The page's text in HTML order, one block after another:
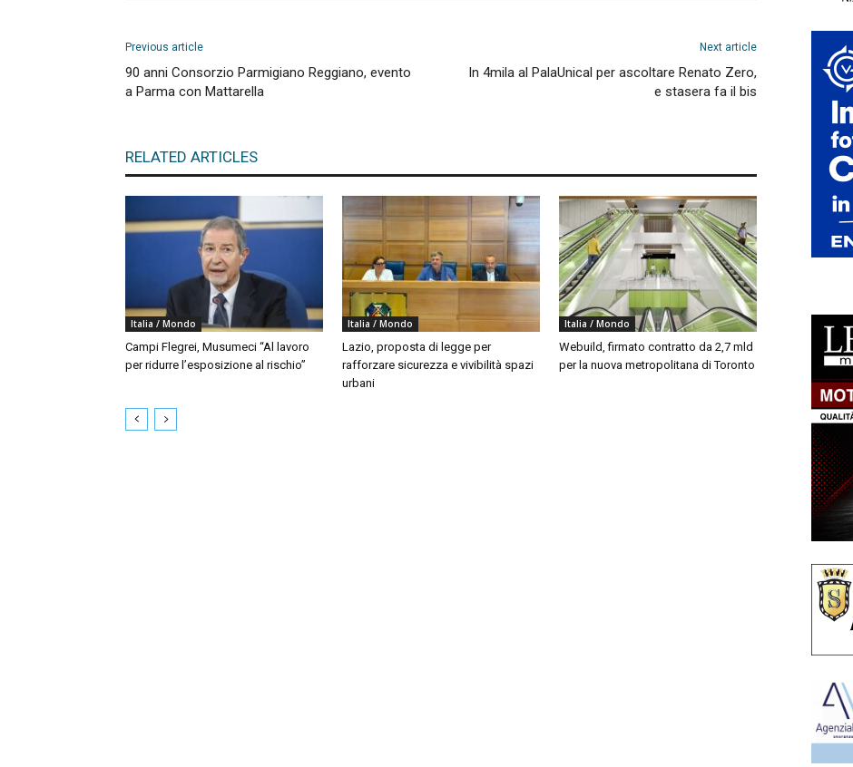
Previous article
90 anni Consorzio Parmigiano Reggiano, evento
a Parma con Mattarella
Next article
In 4mila al PalaUnical per ascoltare Renato Zero,
e stasera fa il bis
RELATED ARTICLES
Italia / Mondo
Campi Flegrei, Musumeci “Al lavoro
per ridurre l’esposizione al rischio”
Italia / Mondo
Lazio, proposta di legge per
rafforzare sicurezza e vivibilità spazi
urbani
Italia / Mondo
Webuild, firmato contratto da 2,7 mld
per la nuova metropolitana di Toronto